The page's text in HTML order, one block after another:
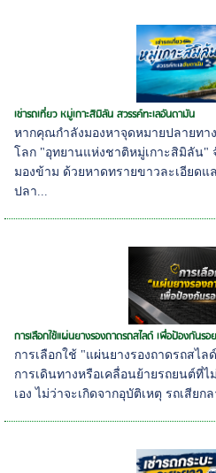
เช่ารถเที่ยว หมู่เกาะสิมิลัน สวรรค์ทะเลอันดามัน
หากคุณกำลังมองหาจุดหมายปลายทา
โลก "อุทยานแห่งชาติหมู่เกาะสิมิลัน"
มองข้าม ด้วยหาดทรายขาวละเอียดแ
ปลา...
การเลือกใช้แผ่นยางรองถาดรถสไลด์ เพื่อป้องกันรอ
การเลือกใช้ "แผ่นยางรองถาดรถสไ
การเดินทางหรือเคลื่อนย้ายรถยนต์ที่
เอง ไม่ว่าจะเกิดจากอุบัติเหตุ รถเสียก